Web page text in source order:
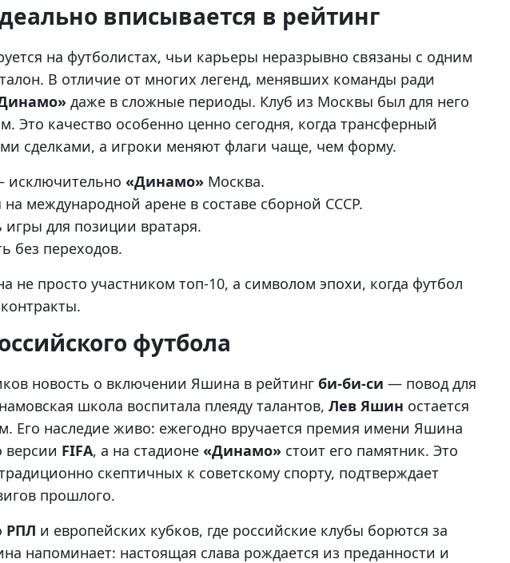
вписывается в рейтинг
на футболистах, чьи карьеры неразрывно связаны с одним
В отличие от многих легенд, менявших команды ради
даже в сложные периоды. Клуб из Москвы был для него
Это качество особенно ценно сегодня, когда трансферный
сделками, а игроки меняют флаги чаще, чем форму.
исключительно «Динамо» Москва.
международной арене в составе сборной СССР.
для позиции вратаря.
без переходов.
не просто участником топ-10, а символом эпохи, когда футбол
футбола
новость о включении Яшина в рейтинг би-би-си — повод для
школа воспитала плеяду талантов, Лев Яшин остается
Его наследие живо: ежегодно вручается премия имени Яшина
FIFA, а на стадионе «Динамо» стоит его памятник. Это
скептичных к советскому спорту, подтверждает
прошлого.
РПЛ и европейских кубков, где российские клубы борются за
напоминает: настоящая слава рождается из преданности и